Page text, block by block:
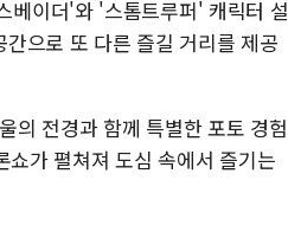
베이더'와 '스톰트루퍼' 캐릭터 설
으로 또 다른 즐길 거리를 제공
의 전경과 함께 특별한 포토 경험
가 펼쳐져 도심 속에서 즐기는